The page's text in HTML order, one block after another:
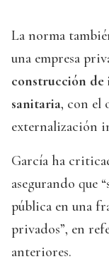
La norma
una empresa
construcción de
sanitaria, con el
externalización
García ha
asegurando que
pública en una
privados”, en
anteriores.